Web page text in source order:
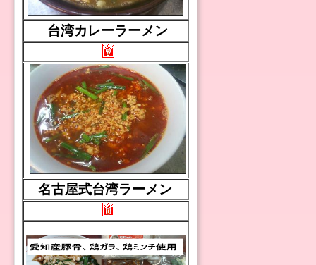
台湾カレーラーメン
名古屋式台湾ラーメン